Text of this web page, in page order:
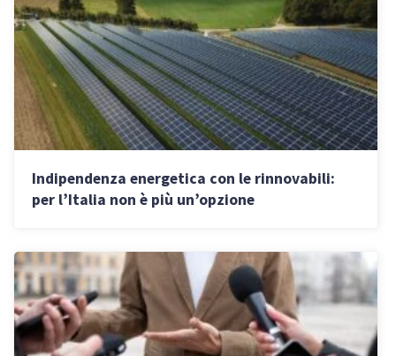
Indipendenza energetica con le rinnovabili:
per l’Italia non è più un’opzione